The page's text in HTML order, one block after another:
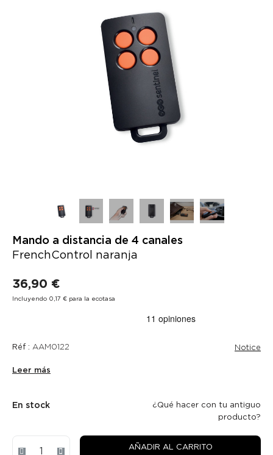
Mando a distancia de 4 canales
FrenchControl naranja
36,90 €
Incluyendo 0,17 € para la ecotasa
Réf : AAM0122 Notice
Leer más
En stock
¿Qué hacer con tu antiguo
producto?
AÑADIR AL CARRITO